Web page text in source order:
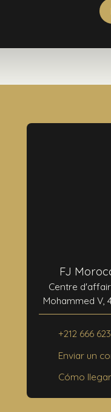
FJ
Centre
Mohammed V,
40000
+212 666
Enviar un
Cómo llegar